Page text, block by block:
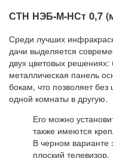
СТН НЭБ-М-НСт 0,7
Среди лучших
дачи выделяется
двух цветовых
металлическая панель
бокам, что позволяет
одной комнаты в другую.
Его можно
также имеются
В черном варианте
плоский телевизор.